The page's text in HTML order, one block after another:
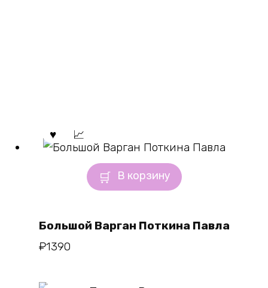
В корзину
Большой Варган Поткина Павла
₽1390